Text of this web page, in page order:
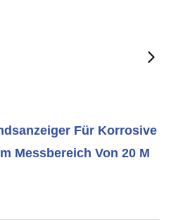
Für Korrosive
Messbereich Von 20 M